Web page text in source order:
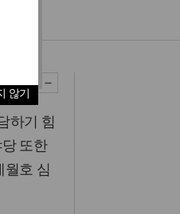
않기
하기 힘
또한
호 심